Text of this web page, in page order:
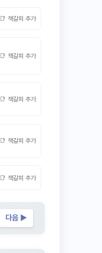
📑 책갈피 추가
📑 책갈피 추가
📑 책갈피 추가
📑 책갈피 추가
📑 책갈피 추가
다음 ▶